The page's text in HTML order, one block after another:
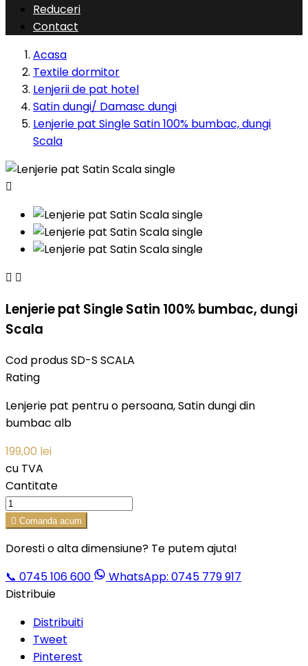
Reduceri
Contact
Acasa
Textile dormitor
Lenjerii de pat hotel
Satin dungi/ Damasc dungi
Lenjerie pat Single Satin 100% bumbac, dungi
Scala

 
Lenjerie pat Single Satin 100% bumbac, dungi
Scala
Cod produsSD-S SCALA
Rating
Lenjerie pat pentru o persoana, Satin dungi din
bumbac alb
199,00 lei
cu TVA
Cantitate
 Comanda acum
Doresti o alta dimensiune? Te putem ajuta!
📞 0745 106 600
WhatsApp: 0745 779 917
Distribuie
Distribuiti
Tweet
Pinterest